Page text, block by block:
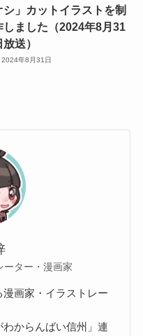
シ」カットイラストを制
しました（2024年8月31
放送）
2024年8月31日
ーター・漫画家
画家・イラストレー
からんばい信州」連